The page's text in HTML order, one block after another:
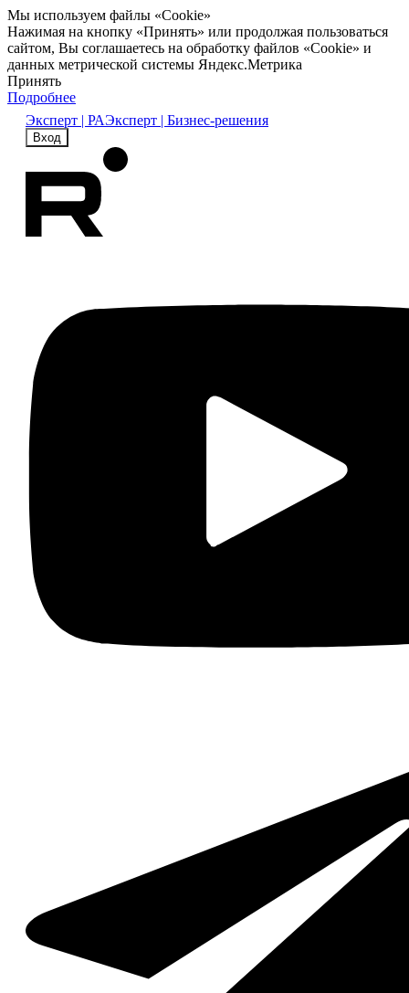
Мы используем файлы «Cookie»
Нажимая на кнопку «Принять» или продолжая пользоваться
сайтом, Вы соглашаетесь на обработку файлов «Cookie» и
данных метрической системы Яндекс.Метрика
Принять
Подробнее
Эксперт | РАЭксперт | Бизнес-решения
Вход